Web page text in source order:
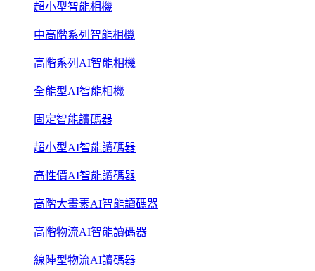
超小型智能相機
中高階系列智能相機
高階系列AI智能相機
全能型AI智能相機
固定智能讀碼器
超小型AI智能讀碼器
高性價AI智能讀碼器
高階大畫素AI智能讀碼器
高階物流AI智能讀碼器
線陣型物流AI讀碼器